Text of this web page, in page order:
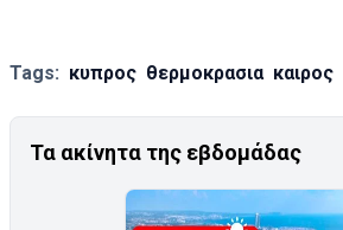
Tags: κυπρος θερμοκρασια καιρος
Τα ακίνητα της εβδομάδας